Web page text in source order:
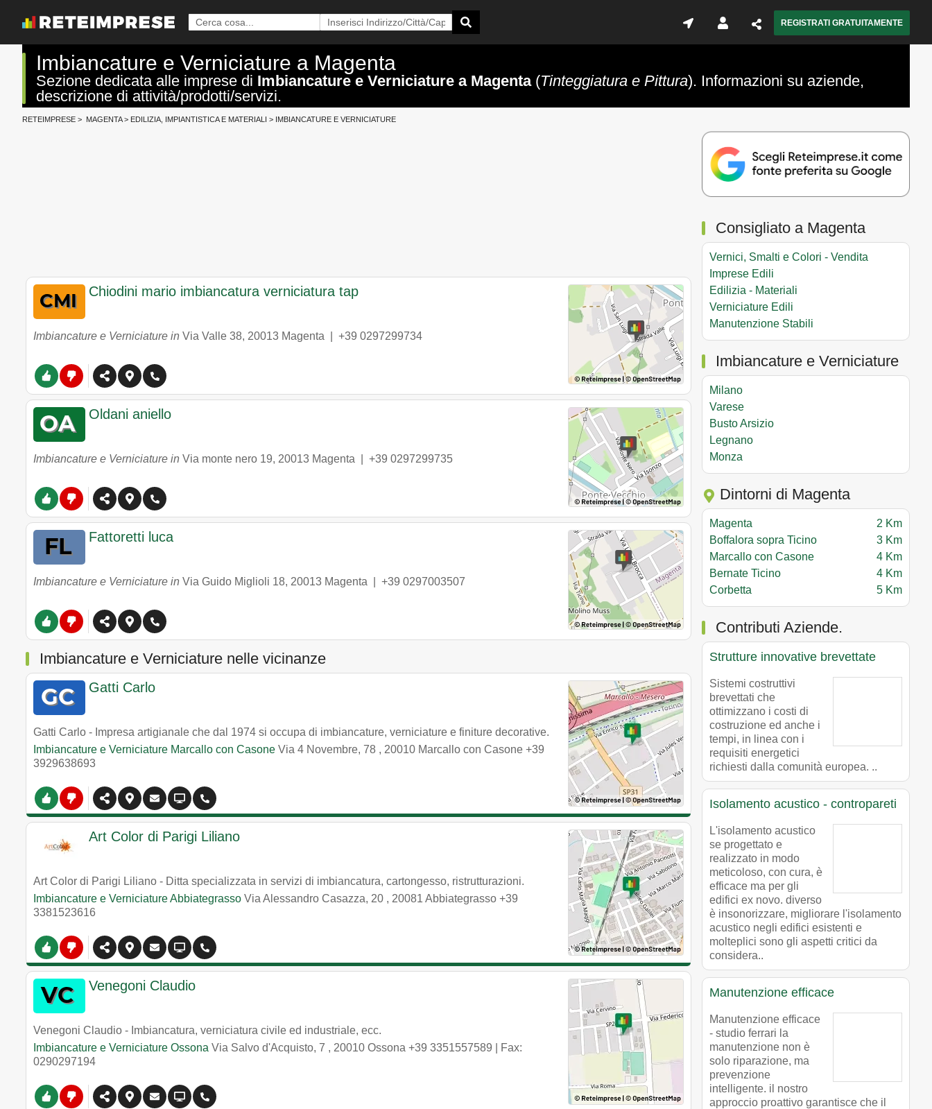
REGISTRATI GRATUITAMENTE
Imbiancature e Verniciature a Magenta
Sezione dedicata alle imprese di Imbiancature e Verniciature a Magenta(Tinteggiatura e Pittura). Informazioni su aziende,
descrizione di attività/prodotti/servizi.
RETEIMPRESE > MAGENTA> EDILIZIA, IMPIANTISTICA E MATERIALI > IMBIANCATURE E VERNICIATURE
Chiodini mario imbiancatura verniciatura tap
Imbiancature e Verniciature in Via Valle 38, 20013 Magenta +39 0297299734
Oldani aniello
Imbiancature e Verniciature in Via monte nero 19, 20013 Magenta +39 0297299735
Fattoretti luca
Imbiancature e Verniciature in Via Guido Miglioli 18, 20013 Magenta +39 0297003507
Imbiancature e Verniciature nelle vicinanze
Gatti Carlo
Gatti Carlo - Impresa artigianale che dal 1974 si occupa di imbiancature, verniciature e finiture decorative.
Imbiancature e Verniciature Marcallo con Casone Via 4 Novembre, 78 , 20010 Marcallo con Casone +39
3929638693
Art Color di Parigi Liliano
Art Color di Parigi Liliano - Ditta specializzata in servizi di imbiancatura, cartongesso, ristrutturazioni.
Imbiancature e Verniciature Abbiategrasso Via Alessandro Casazza, 20 , 20081 Abbiategrasso +39
3381523616
Venegoni Claudio
Venegoni Claudio - Imbiancatura, verniciatura civile ed industriale, ecc.
Imbiancature e Verniciature Ossona Via Salvo d'Acquisto, 7 , 20010 Ossona +39 3351557589 | Fax:
0290297194
Consigliato a Magenta
Vernici, Smalti e Colori - Vendita
Imprese Edili
Edilizia - Materiali
Verniciature Edili
Manutenzione Stabili
Imbiancature e Verniciature
Milano
Varese
Busto Arsizio
Legnano
Monza
Dintorni di Magenta
Magenta
2 Km
Boffalora sopra Ticino
3 Km
Marcallo con Casone
4 Km
Bernate Ticino
4 Km
Corbetta
5 Km
Contributi Aziende.
Strutture innovative brevettate
Sistemi costruttivi
brevettati che
ottimizzano i costi di
costruzione ed anche i
tempi, in linea con i
requisiti energetici
richiesti dalla comunità europea. ..
Isolamento acustico - contropareti
L'isolamento acustico
se progettato e
realizzato in modo
meticoloso, con cura, è
efficace ma per gli
edifici ex novo. diverso
è insonorizzare, migliorare l'isolamento
acustico negli edifici esistenti e
molteplici sono gli aspetti critici da
considera..
Manutenzione efficace
Manutenzione efficace
- studio ferrari la
manutenzione non è
solo riparazione, ma
prevenzione
intelligente. il nostro
approccio proattivo garantisce che il